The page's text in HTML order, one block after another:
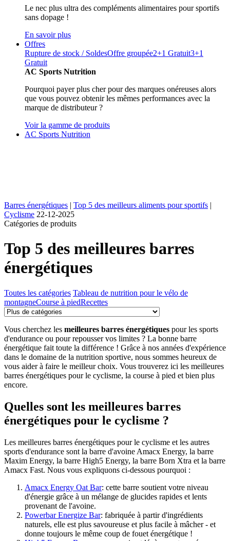
Le nec plus ultra des compléments alimentaires pour sportifs
sans dopage !
En savoir plus
Offres
Rupture de stock / SoldesOffre groupée2+1 Gratuit3+1
Gratuit
AC Sports Nutrition
Pourquoi payer plus cher pour des marques onéreuses alors
que vous pouvez obtenir les mêmes performances avec la
marque de distributeur ?
Voir la gamme de produits
AC Sports Nutrition
Barres énergétiques | Top 5 des meilleurs aliments pour sportifs |
Cyclisme 22-12-2025
Catégories de produits
Top 5 des meilleures barres
énergétiques
Toutes les catégories Tableau de nutrition pour le vélo de
montagneCourse à piedRecettes
Vous cherchez les meilleures barres énergétiques pour les sports
d'endurance ou pour repousser vos limites ? La bonne barre
énergétique fait toute la différence ! Grâce à nos années d'expérience
dans le domaine de la nutrition sportive, nous sommes heureux de
vous aider à faire le meilleur choix. Vous trouverez ici les meilleures
barres énergétiques pour le cyclisme, la course à pied et bien plus
encore.
Quelles sont les meilleures barres
énergétiques pour le cyclisme ?
Les meilleures barres énergétiques pour le cyclisme et les autres
sports d'endurance sont la barre d'avoine Amacx Energy, la barre
Maxim Energy, la barre High5 Energy, la barre Born Xtra et la barre
Amacx Fast. Nous vous expliquons ci-dessous pourquoi :
Amacx Energy Oat Bar: cette barre soutient votre niveau
d'énergie grâce à un mélange de glucides rapides et lents
provenant de l'avoine.
Powerbar Energize Bar: fabriquée à partir d'ingrédients
naturels, elle est plus savoureuse et plus facile à mâcher - et
donne toujours le même coup de fouet énergétique !